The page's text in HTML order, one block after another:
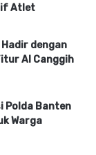
Atlet
dengan
AI Canggih
Polda Banten
Warga